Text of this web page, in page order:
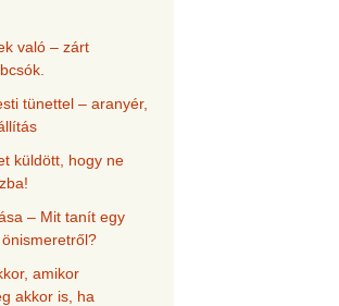
való – zárt
tünettel – aranyér,
küldött, hogy ne
– Mit tanít egy
amikor
akkor is, ha